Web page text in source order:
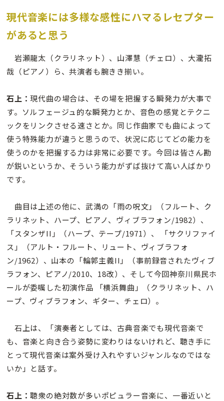
現代音楽には多様な感性にハマるレセプター
があると思う
岩瀬龍太（クラリネット）、山澤慧（チェロ）、大瀧拓
哉（ピアノ）ら、共演者も腕きき揃い。
石上：現代曲の場合は、その場を把握する瞬発力が大事で
す。ソルフェージュ的な瞬発力とか、音色の感覚とテクニ
ックをリンクさせる速さとか。同じ作曲家でも曲によって
使う特殊能力が違うと思うので、状況に応じてどの能力を
使うのかを把握する力は非常に必要です。今回は皆さん勘
が鋭いというか、そういう能力がずば抜けて高い人ばかり
です。
曲目は上述の他に、武満の「雨の呪文」（フルート、ク
ラリネット、ハープ、ピアノ、ヴィブラフォン/1982）、
「スタンザII」（ハープ、テープ/1971）、 「サクリファイ
ス」（アルト・フルート、リュート、ヴィブラフォ
ン/1962）、山本の「輪郭主義II」（事前録音されたヴィブ
ラフォン、ピアノ/2010、18改）、そして今回神奈川県民ホ
ールが委嘱した初演作品 「横浜舞曲」（クラリネット、ハ
ープ、ヴィブラフォン、ギター、チェロ）。
石上は、「演奏者としては、古典音楽でも現代音楽で
も、音楽と向き合う姿勢に変わりはないけれど、聴き手に
とって現代音楽は案外受け入れやすいジャンルなのではな
いか」と話す。
石上：聴衆の絶対数が多いポピュラー音楽に、一番近いと